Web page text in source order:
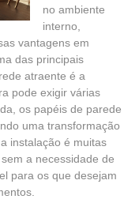
no ambiente
interno,
vantagens em
das principais
atraente é a
pode exigir várias
os papéis de parede
uma transformação
instalação é muitas
a necessidade de
para os que desejam